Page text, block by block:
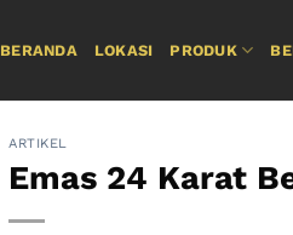
BERANDA LOKASI PRODUK
ARTIKEL
Emas 24 Karat